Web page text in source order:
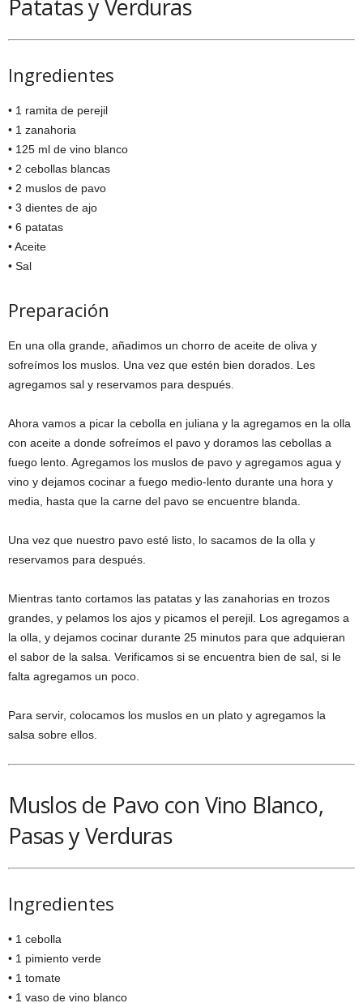
Patatas y Verduras
Ingredientes
• 1 ramita de perejil
• 1 zanahoria
• 125 ml de vino blanco
• 2 cebollas blancas
• 2 muslos de pavo
• 3 dientes de ajo
• 6 patatas
• Aceite
• Sal
Preparación
En una olla grande, añadimos un chorro de aceite de oliva y
sofreímos los muslos. Una vez que estén bien dorados. Les
agregamos sal y reservamos para después.
Ahora vamos a picar la cebolla en juliana y la agregamos en la olla
con aceite a donde sofreímos el pavo y doramos las cebollas a
fuego lento. Agregamos los muslos de pavo y agregamos agua y
vino y dejamos cocinar a fuego medio-lento durante una hora y
media, hasta que la carne del pavo se encuentre blanda.
Una vez que nuestro pavo esté listo, lo sacamos de la olla y
reservamos para después.
Mientras tanto cortamos las patatas y las zanahorias en trozos
grandes, y pelamos los ajos y picamos el perejil. Los agregamos a
la olla, y dejamos cocinar durante 25 minutos para que adquieran
el sabor de la salsa. Verificamos si se encuentra bien de sal, si le
falta agregamos un poco.
Para servir, colocamos los muslos en un plato y agregamos la
salsa sobre ellos.
Muslos de Pavo con Vino Blanco,
Pasas y Verduras
Ingredientes
• 1 cebolla
• 1 pimiento verde
• 1 tomate
• 1 vaso de vino blanco